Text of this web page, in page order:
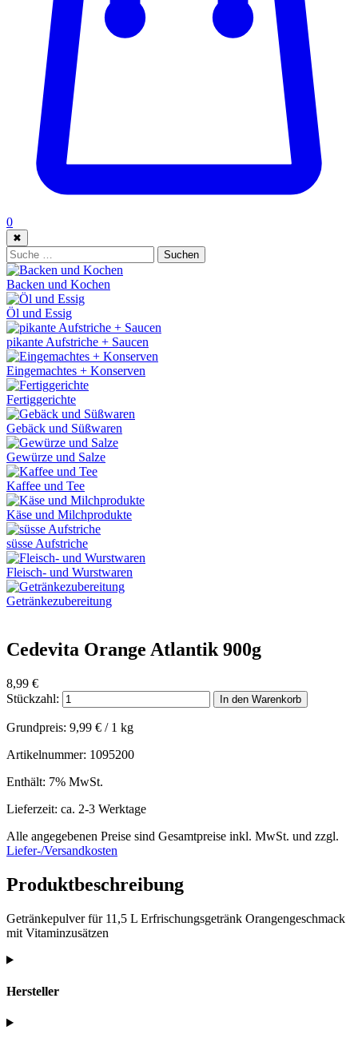
0
✖
Suche: Suchen
Backen und Kochen
Öl und Essig
pikante Aufstriche + Saucen
Eingemachtes + Konserven
Fertiggerichte
Gebäck und Süßwaren
Gewürze und Salze
Kaffee und Tee
Käse und Milchprodukte
süsse Aufstriche
Fleisch- und Wurstwaren
Getränkezubereitung
Cedevita Orange Atlantik 900g
8,99 €
Stückzahl:
In den Warenkorb
Grundpreis: 9,99 € / 1 kg
Artikelnummer: 1095200
Enthält: 7% MwSt.
Lieferzeit: ca. 2-3 Werktage
Alle angegebenen Preise sind Gesamtpreise inkl. MwSt. und zzgl.
Liefer-/Versandkosten
Produktbeschreibung
Getränkepulver für 11,5 L Erfrischungsgetränk Orangengeschmack
mit Vitaminzusätzen
Hersteller